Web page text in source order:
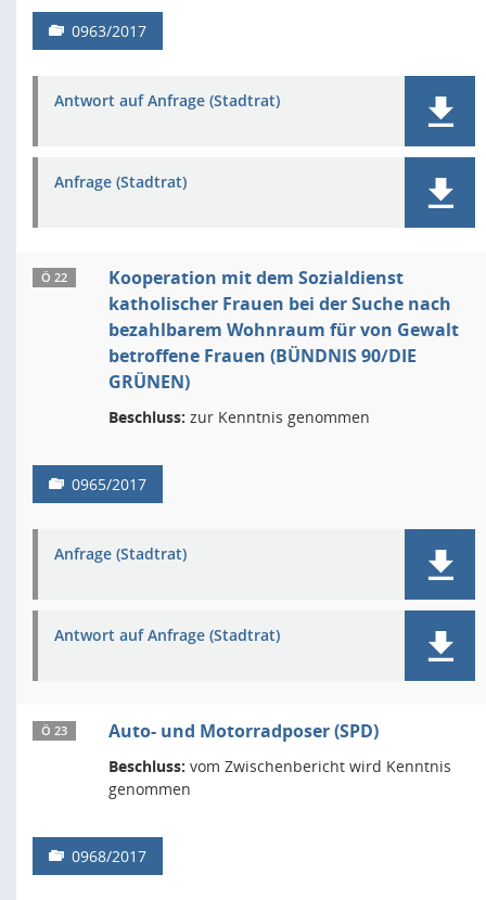
0963/2017
Antwort auf Anfrage (Stadtrat)
Anfrage (Stadtrat)
Ö 22
Kooperation mit dem Sozialdienst
katholischer Frauen bei der Suche nach
bezahlbarem Wohnraum für von Gewalt
betroffene Frauen (BÜNDNIS 90/DIE
GRÜNEN)
Beschluss: zur Kenntnis genommen
0965/2017
Anfrage (Stadtrat)
Antwort auf Anfrage (Stadtrat)
Ö 23 Auto- und Motorradposer (SPD)
Beschluss: vom Zwischenbericht wird Kenntnis
genommen
0968/2017